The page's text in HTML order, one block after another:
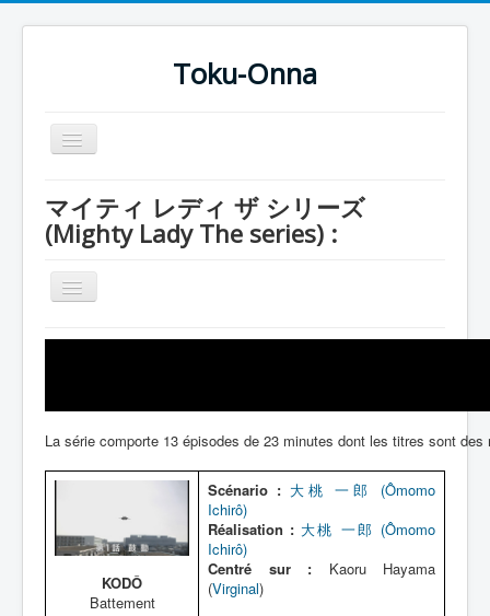
Toku-Onna
Basculer
la
Accueil
Toku-Actrices
Toku-Critiques
Séries
Films
Dessins
Artiste Asperger
マイティ レディ ザ シリーズ
(Mighty Lady The series) :
Basculer
la
Série
Earth Saviors
Grandam
Environnement
La série comporte 13 épisodes de 23 minutes dont les titres sont
KODÔ
Battement
Scénario : 大桃 一郎 (Ômomo
Ichirô)
Réalisation : 大桃 一郎 (Ômomo
Ichirô)
Centré sur : Kaoru Hayama
(Virginal)